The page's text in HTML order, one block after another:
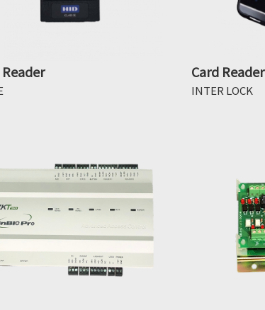
Card Reader
INTER LOCK